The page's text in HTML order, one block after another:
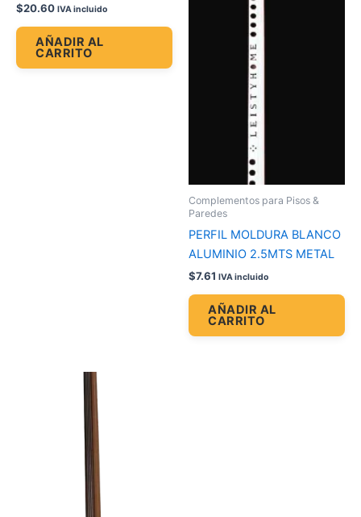
$20.60 IVA incluido
AÑADIR AL
CARRITO
Complementos para Pisos &
Paredes
PERFIL MOLDURA BLANCO
ALUMINIO 2.5MTS METAL
$7.61 IVA incluido
AÑADIR AL
CARRITO